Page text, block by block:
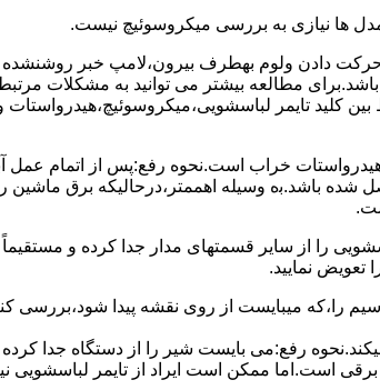
ها ﻧﯿﺎزی ﺑﻪ بررسی ﻣﯿﮑﺮوﺳﻮﺋﯿﭻ نیست.
ﺣﺮﮐﺖ دادن وﻟﻮم بهطرف ﺑﯿﺮون،ﻻﻣﭗ ﺧﺒﺮ
۳:لباسشویی ﻋﻤﻞ آﺑﮕﯿﺮی را ﺑﻪ اﺗﻤﺎم رﺳﺎﻧﺪه،اﻣﺎ ﻋﻤﻠﯿﺎت ﺑﻌﺪی اﻧﺠﺎم نمیشود.۱٫ ﻫﯿﺪرواﺳﺘﺎت
(۱۱)به (۱۳)،ﮐﻪ ﺑﻪ ﻣﻮﺗﻮر ﻣﺘﺼﻞ اﺳﺖ،وﺻﻞ ﺷﺪه ﺑﺎﺷﺪ.ﺑه وسیله
ﻧﻤﺎﯾﯿﺪ.
را،ﮐﻪ میبایست از روی ﻧﻘﺸﻪ ﭘﯿﺪا ﺷﻮد،بررسی
رﻓﻊ:می بایست ﺷﯿﺮ را از دستگاه جدا
است.اما ممکن است ایراد از تایمر لباسشویی